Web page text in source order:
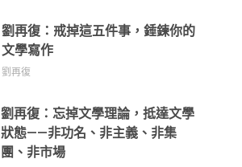
劉再復：戒掉這五件事，錘鍊你的
文學寫作
劉再復
劉再復：忘掉文學理論，抵達文學
狀態——非功名、非主義、非集
團、非市場